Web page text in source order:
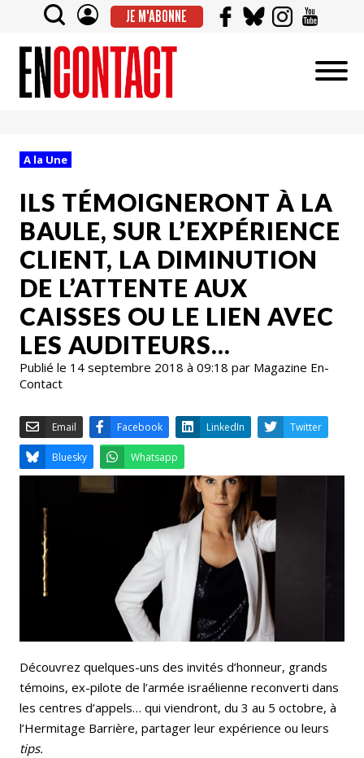
JE M'ABONNE
A la Une
ILS TÉMOIGNERONT À LA
BAULE, SUR L’EXPÉRIENCE
CLIENT, LA DIMINUTION
DE L’ATTENTE AUX
CAISSES OU LE LIEN AVEC
LES AUDITEURS…
Publié le 14 septembre 2018 à 09:18 par Magazine En-
Contact
Facebook LinkedIn
Whatsapp
Découvrez quelques-uns des invités d’honneur, grands
témoins, ex-pilote de l’armée israélienne reconverti dans
les centres d’appels… qui viendront, du 3 au 5 octobre, à
l’Hermitage Barrière, partager leur expérience ou leurs
tips.